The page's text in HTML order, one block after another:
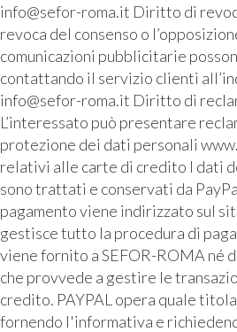
info@sefor-roma.it Diritto di
revoca del consenso o
comunicazioni pubblicitarie
contattando il servizio clienti
info@sefor-roma.it Diritto di
L’interessato può presentare
protezione dei dati personali
relativi alle carte di credito I dati
sono trattati e conservati da
pagamento viene indirizzato sul
gestisce tutto la procedura di
viene fornito a SEFOR-ROMA né
che provvede a gestire le
credito. PAYPAL opera quale
fornendo l'informativa e